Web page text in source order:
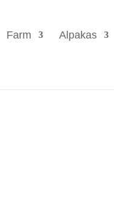
Farm Alpakas